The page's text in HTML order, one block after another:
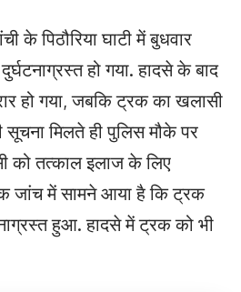
के पिठौरिया घाटी में बुधवार
हो गया. हादसे के बाद
हो गया, जबकि ट्रक का खलासी
सूचना मिलते ही पुलिस मौके पर
को तत्काल इलाज के लिए
जांच में सामने आया है कि ट्रक
हुआ. हादसे में ट्रक को भी